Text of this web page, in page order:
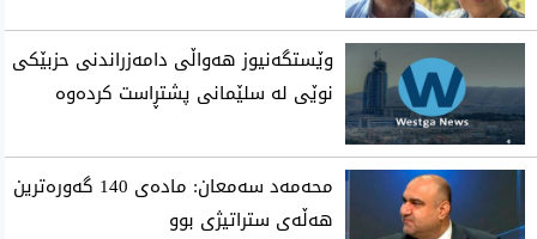
وێستگەنیوز هەواڵی دامەزراندنی حزبێکی
نوێی لە سلێمانی پشتڕاست کردەوە
محه‌مه‌د سه‌معان: ماده‌ی 140 گه‌وره‌ترین
هه‌ڵه‌ی ستراتیژی‌ بوو